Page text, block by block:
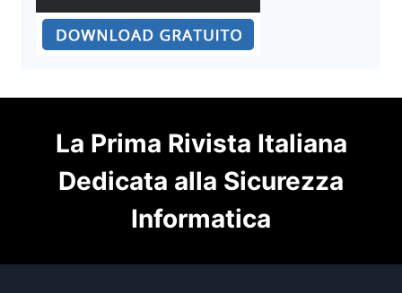
La Prima Rivista Italiana
Dedicata alla Sicurezza
Informatica